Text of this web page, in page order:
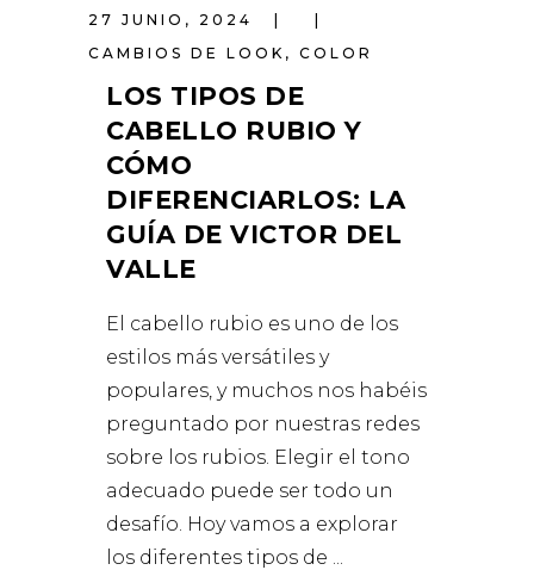
27 JUNIO, 2024
CAMBIOS DE LOOK , COLOR
LOS TIPOS DE
CABELLO RUBIO Y
CÓMO
DIFERENCIARLOS: LA
GUÍA DE VICTOR DEL
VALLE
El cabello rubio es uno de los
estilos más versátiles y
populares, y muchos nos habéis
preguntado por nuestras redes
sobre los rubios. Elegir el tono
adecuado puede ser todo un
desafío. Hoy vamos a explorar
los diferentes tipos de